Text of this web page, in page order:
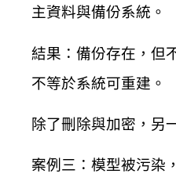
主資料與備份系統。
結果：備份存在，但
不等於系統可重建。
除了刪除與加密，另
案例三：模型被污染